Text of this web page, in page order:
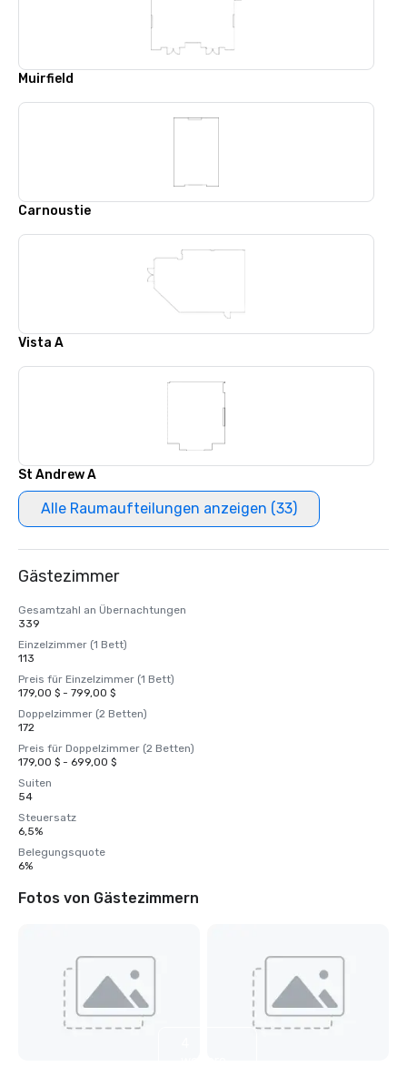
Muirfield
Carnoustie
Vista A
St Andrew A
Alle Raumaufteilungen anzeigen (33)
Gästezimmer
Gesamtzahl an Übernachtungen
339
Einzelzimmer (1 Bett)
113
Preis für Einzelzimmer (1 Bett)
179,00 $ - 799,00 $
Doppelzimmer (2 Betten)
172
Preis für Doppelzimmer (2 Betten)
179,00 $ - 699,00 $
Suiten
54
Steuersatz
6,5%
Belegungsquote
6%
Fotos von Gästezimmern